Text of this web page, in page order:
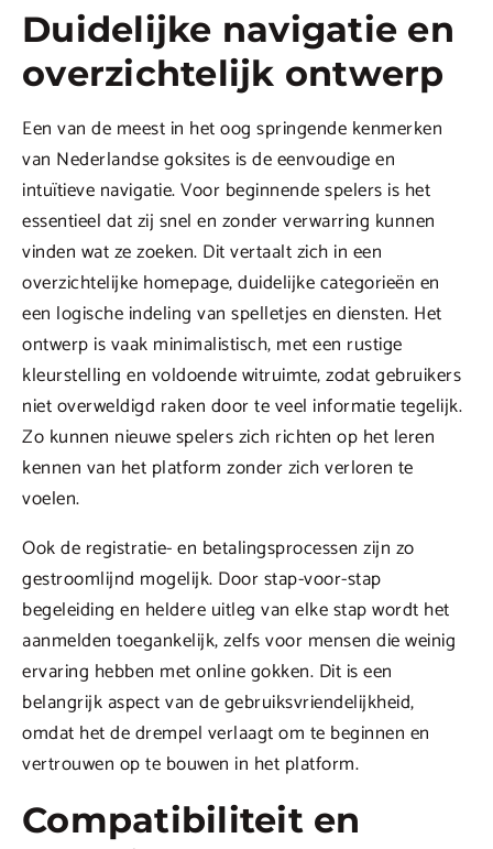
Duidelijke navigatie en
overzichtelijk ontwerp
Een van de meest in het oog springende kenmerken
van Nederlandse goksites is de eenvoudige en
intuïtieve navigatie. Voor beginnende spelers is het
essentieel dat zij snel en zonder verwarring kunnen
vinden wat ze zoeken. Dit vertaalt zich in een
overzichtelijke homepage, duidelijke categorieën en
een logische indeling van spelletjes en diensten. Het
ontwerp is vaak minimalistisch, met een rustige
kleurstelling en voldoende witruimte, zodat gebruikers
niet overweldigd raken door te veel informatie tegelijk.
Zo kunnen nieuwe spelers zich richten op het leren
kennen van het platform zonder zich verloren te
voelen.
Ook de registratie- en betalingsprocessen zijn zo
gestroomlijnd mogelijk. Door stap-voor-stap
begeleiding en heldere uitleg van elke stap wordt het
aanmelden toegankelijk, zelfs voor mensen die weinig
ervaring hebben met online gokken. Dit is een
belangrijk aspect van de gebruiksvriendelijkheid,
omdat het de drempel verlaagt om te beginnen en
vertrouwen op te bouwen in het platform.
Compatibiliteit en